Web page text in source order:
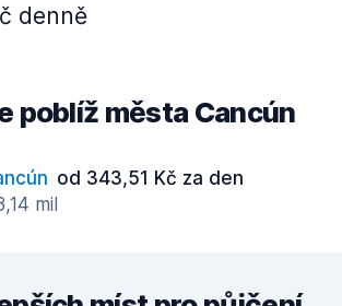
denně
poblíž města Cancún
od 343,51 Kč za den
mil